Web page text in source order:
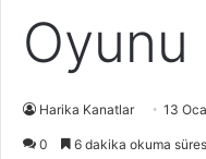
Oyunu
Harika Kanatlar 13
0 6 dakika okuma